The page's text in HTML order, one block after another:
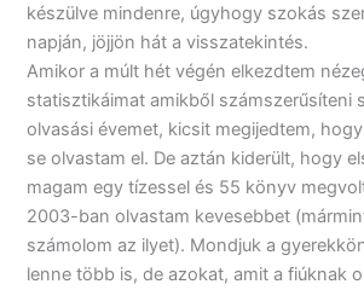
készülve mindenre, úgyhogy szokás
napján, jöjjön hát a visszatekintés.
Amikor a múlt hét végén elkezdtem
statisztikáimat amikből számszerűsíteni
olvasási évemet, kicsit megijedtem,
se olvastam el. De aztán kiderült, hogy
magam egy tízessel és 55 könyv
2003-ban olvastam kevesebbet
számolom az ilyet). Mondjuk a
lenne több is, de azokat, amit a fiúknak